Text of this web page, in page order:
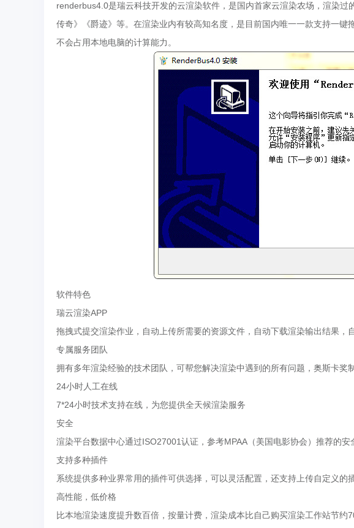
renderbus4.0是瑞云科技开发的云渲染软件，是国内首家云渲染农场，渲染
传奇》《爵迹》等。在渲染业内有较高知名度，是目前国内唯一一款支持一键
不会占用本地电脑的计算能力。
软件特色
瑞云渲染APP
拖拽式提交渲染作业，自动上传所需要的资源文件，自动下载渲染输出结果，
专属服务团队
拥有多年渲染经验的技术团队，可帮您解决渲染中遇到的所有问题，奥斯卡奖
24小时人工在线
7*24小时技术支持在线，为您提供全天候渲染服务
安全
渲染平台数据中心通过ISO27001认证，参考MPAA（美国电影协会）推荐的
支持多种插件
系统提供多种业界常用的插件可供选择，可以灵活配置，还支持上传自定义的
高性能，低价格
比本地渲染速度提升数百倍，按量计费，渲染成本比自己购买渲染工作站节约